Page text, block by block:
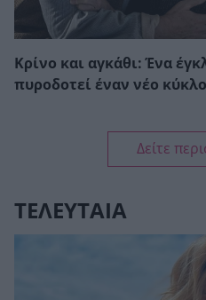
Κρίνο και αγκάθι: Ένα
πυροδοτεί έναν νέο
Δείτε
ΤΕΛΕΥΤΑΙΑ